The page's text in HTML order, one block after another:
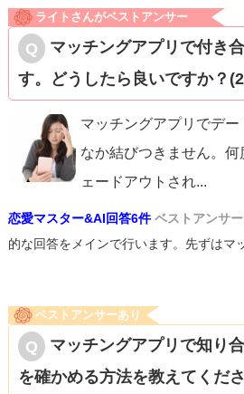
ライトさんがベストアンサー
マッチングアプリで付き
す。どうしたら良いですか？
マッチングアプリでデ
なか結びつきません。
ェードアウトされ...
恋愛マスター&AI回答6件 ベストアンサ
的な回答をメインで行います。先ずはマ
ベストアンサーあり
マッチングアプリで知り
を確かめる方法を教えてくだ